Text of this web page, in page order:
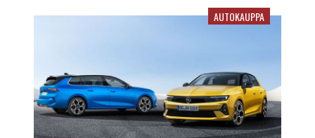
Bassadonelle
AUTOKAUPPA